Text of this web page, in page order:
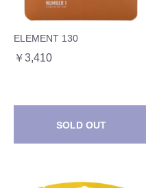
ELEMENT 130
￥3,410
SOLD OUT